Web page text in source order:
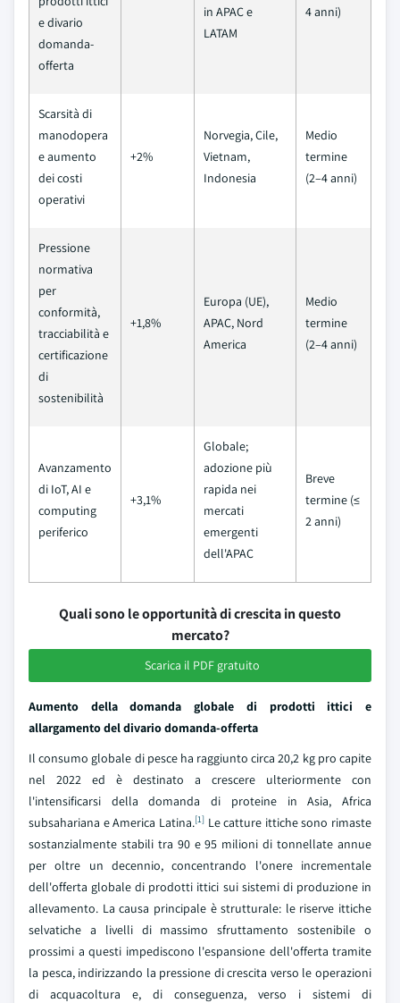
e divario
domanda-
offerta
in APAC e
LATAM
4 anni)
Scarsità di
manodopera
e aumento
dei costi
operativi
+2%
Norvegia, Cile,
Vietnam,
Indonesia
Medio
termine
(2–4 anni)
Pressione
normativa
per
conformità,
tracciabilità e
certificazione
di
sostenibilità
+1,8%
Europa (UE),
APAC, Nord
America
Medio
termine
(2–4 anni)
Avanzamento
di IoT, AI e
computing
periferico
+3,1%
Globale;
adozione più
rapida nei
mercati
emergenti
dell'APAC
Breve
termine (≤
2 anni)
Quali sono le opportunità di crescita in questo
mercato?
Scarica il PDF gratuito
Aumento della domanda globale di prodotti ittici e
allargamento del divario domanda-offerta
Il consumo globale di pesce ha raggiunto circa 20,2 kg pro capite
nel 2022 ed è destinato a crescere ulteriormente con
l'intensificarsi della domanda di proteine in Asia, Africa
subsahariana e America Latina.[1]Le catture ittiche sono rimaste
sostanzialmente stabili tra 90 e 95 milioni di tonnellate annue
per oltre un decennio, concentrando l'onere incrementale
dell'offerta globale di prodotti ittici sui sistemi di produzione in
allevamento. La causa principale è strutturale: le riserve ittiche
selvatiche a livelli di massimo sfruttamento sostenibile o
prossimi a questi impediscono l'espansione dell'offerta tramite
la pesca, indirizzando la pressione di crescita verso le operazioni
di acquacoltura e, di conseguenza, verso i sistemi di